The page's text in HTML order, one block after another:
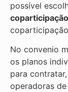
possível
coparticipação
No convenio
os planos
para
operadoras